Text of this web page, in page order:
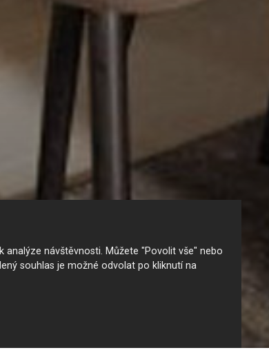
návštěvnosti. Můžete "Povolit vše" nebo
souhlas je možné odvolat po kliknutí na